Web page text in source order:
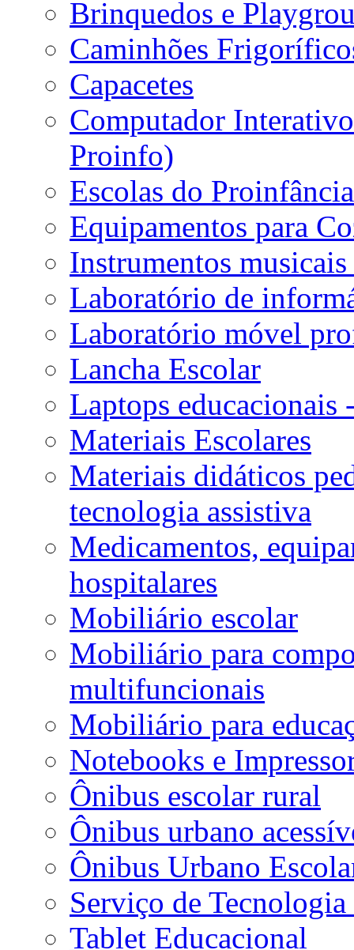
Brinquedos e
Caminhões
Capacetes
Computador
Proinfo)
Escolas do
Equipamentos para
Instrumentos
Laboratório de
Laboratório móvel
Lancha Escolar
Laptops educacionais
Materiais Escolares
Materiais didáticos
tecnologia assistiva
Medicamentos,
hospitalares
Mobiliário escolar
Mobiliário para
multifuncionais
Mobiliário para
Notebooks e
Ônibus escolar rural
Ônibus urbano
Ônibus Urbano
Serviço de
Tablet Educacional